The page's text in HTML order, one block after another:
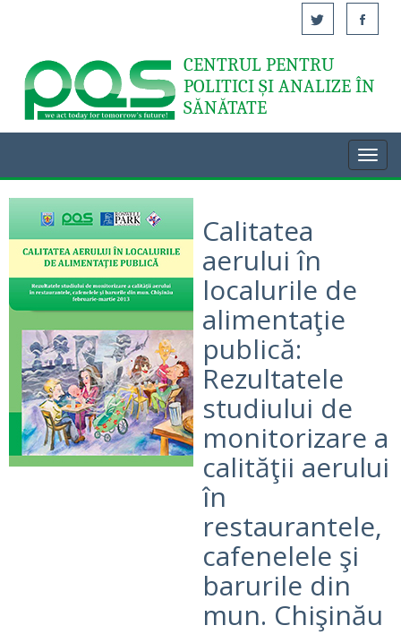
Acasă
CENTRUL PENTRU
POLITICI ȘI ANALIZE ÎN
SĂNĂTATE
Calitatea
aerului în
localurile de
alimentaţie
publică:
Rezultatele
studiului de
monitorizare a
calităţii aerului
în
restaurantele,
cafenelele şi
barurile din
mun. Chişinău